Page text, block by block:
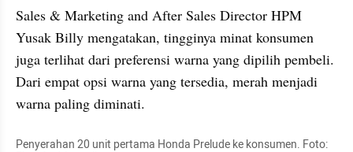
Sales & Marketing and After Sales Director HPM
Yusak Billy mengatakan, tingginya minat konsumen
juga terlihat dari preferensi warna yang dipilih pembeli.
Dari empat opsi warna yang tersedia, merah menjadi
warna paling diminati.
Penyerahan 20 unit pertama Honda Prelude ke konsumen. Foto: